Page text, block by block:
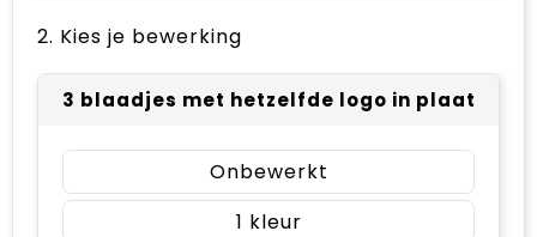
2. Kies je bewerking
3 blaadjes met hetzelfde logo in plaats van
Onbewerkt
1